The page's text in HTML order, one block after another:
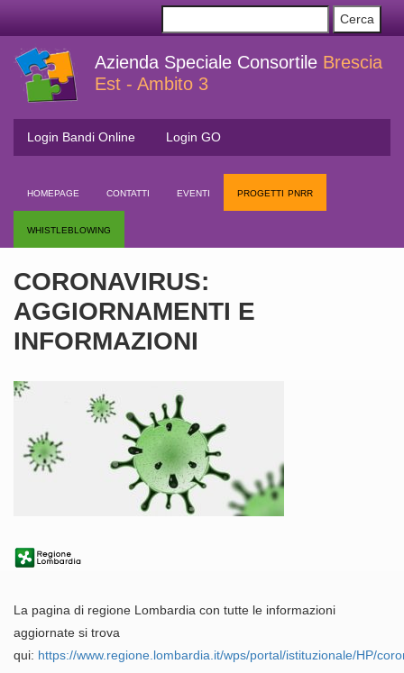
Azienda Speciale Consortile Brescia
Est - Ambito 3
Login Bandi Online Login GO
homepage contatti eventi progetti pnrr
whistleblowing
CORONAVIRUS:
AGGIORNAMENTI E
INFORMAZIONI
La pagina di regione Lombardia con tutte le informazioni
aggiornate si trova
qui: https://www.regione.lombardia.it/wps/portal/istituzionale/HP/